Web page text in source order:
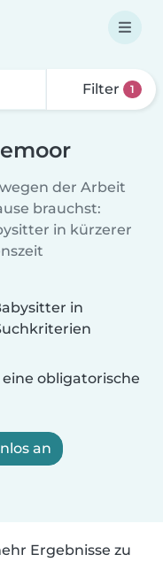
Filter 1
der Arbeit
brauchst:
in kürzerer
in
obligatorische
an
Ergebnisse zu